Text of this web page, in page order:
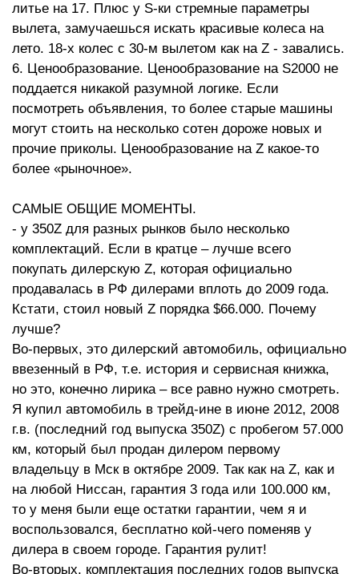
литье на 17. Плюс у S-ки стремные параметры
вылета, замучаешься искать красивые колеса на
лето. 18-х колес с 30-м вылетом как на Z - завались.
6. Ценообразование. Ценообразование на S2000 не
поддается никакой разумной логике. Если
посмотреть объявления, то более старые машины
могут стоить на несколько сотен дороже новых и
прочие приколы. Ценообразование на Z какое-то
более «рыночное».
САМЫЕ ОБЩИЕ МОМЕНТЫ.
- у 350Z для разных рынков было несколько
комплектаций. Если в кратце – лучше всего
покупать дилерскую Z, которая официально
продавалась в РФ дилерами вплоть до 2009 года.
Кстати, стоил новый Z порядка $66.000. Почему
лучше?
Во-первых, это дилерский автомобиль, официально
ввезенный в РФ, т.е. история и сервисная книжка,
но это, конечно лирика – все равно нужно смотреть.
Я купил автомобиль в трейд-ине в июне 2012, 2008
г.в. (последний год выпуска 350Z) с пробегом 57.000
км, который был продан дилером первому
владельцу в Мск в октябре 2009. Так как на Z, как и
на любой Ниссан, гарантия 3 года или 100.000 км,
то у меня были еще остатки гарантии, чем я и
воспользовался, бесплатно кой-чего поменяв у
дилера в своем городе. Гарантия рулит!
Во-вторых, комплектация последних годов выпуска